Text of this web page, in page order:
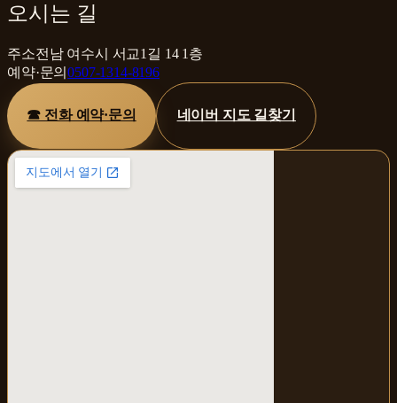
오시는 길
주소전남 여수시 서교1길 14 1층
예약·문의0507-1314-8196
☎ 전화 예약·문의 네이버 지도 길찾기